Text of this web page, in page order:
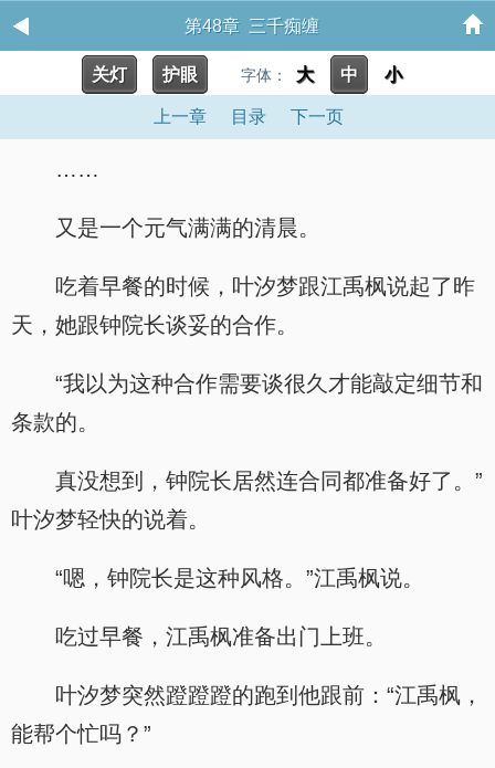
第48章 三千痴缠
关灯 护眼 字体： 大 中 小
上一章 目录 下一页
……
又是一个元气满满的清晨。
吃着早餐的时候，叶汐梦跟江禹枫说起了昨
天，她跟钟院长谈妥的合作。
“我以为这种合作需要谈很久才能敲定细节和
条款的。
真没想到，钟院长居然连合同都准备好了。”
叶汐梦轻快的说着。
“嗯，钟院长是这种风格。”江禹枫说。
吃过早餐，江禹枫准备出门上班。
叶汐梦突然蹬蹬蹬的跑到他跟前：“江禹枫，
能帮个忙吗？”